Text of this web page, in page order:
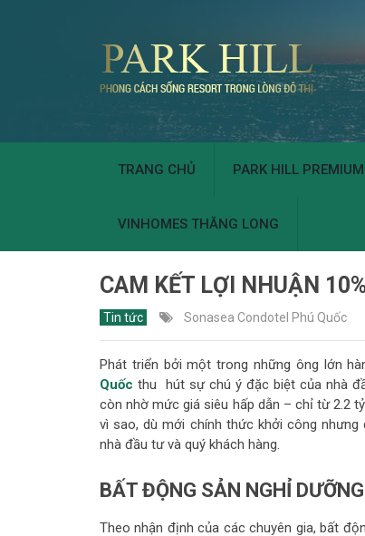
TRANG CHỦ PARK HILL PREMIUM
VINHOMES THĂNG LONG
CAM KẾT LỢI NHUẬN
Tin tức Sonasea Condotel Phú Quốc
Phát triển bởi một trong những ông lớn
Quốc thu hút sự chú ý đặc biệt của nhà
còn nhờ mức giá siêu hấp dẫn – chỉ từ 2.2
vì sao, dù mới chính thức khởi công
nhà đầu tư và quý khách hàng.
BẤT ĐỘNG SẢN NGHỈ
Theo nhận định của các chuyên gia, bất